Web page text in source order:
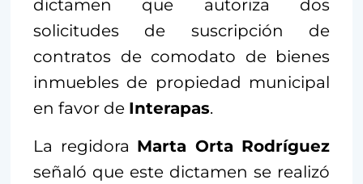
dictamen que autoriza dos
solicitudes de suscripción de
contratos de comodato de bienes
inmuebles de propiedad municipal
en favor de Interapas.
La regidora Marta Orta Rodríguez
señaló que este dictamen se realizó